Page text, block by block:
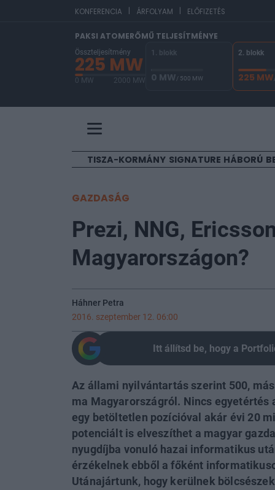
KONFERENCIA | ÁRFOLYAM | ELŐFIZETÉSEUR/HUF
PAKSI ATOMERŐMŰ TELJESÍTMÉNYE
Összteljesítmény
225 MW
0 MW 2000 MW
1. blokk
0 MW/ 500 MW
2. blokk
225 MW
TISZA-KORMÁNY SIGNATURE HÁBORÚ
GAZDASÁG
Prezi, NNG,
Magyarországon?
Háhner Petra
2016. szeptember 12. 06:00
Itt állítsd be, hogy a
Az állami nyilvántartás szerint 500,
ma Magyarországról. Nincs egyetértés
egy betöltetlen pozícióval akár évi 20
potenciált is elveszíthet a magyar
nyugdíjba vonuló hazai informatikus
érzékelnek ebből a főként
Utánajártunk, hogy kerülnek